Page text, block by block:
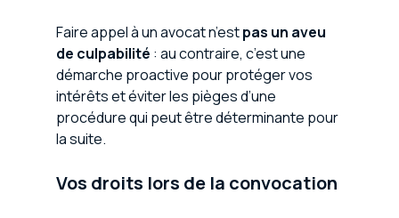
Faire appel à un avocat n’est pas un aveu
de culpabilité : au contraire, c’est une
démarche proactive pour protéger vos
intérêts et éviter les pièges d’une
procédure qui peut être déterminante pour
la suite.
Vos droits lors de la convocation